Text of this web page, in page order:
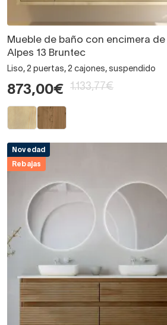
Mueble de baño con encimera
Alpes 13 Bruntec
Liso, 2 puertas, 2 cajones, suspendido
873,00€ 1.133,77€
Novedad
Rebajas